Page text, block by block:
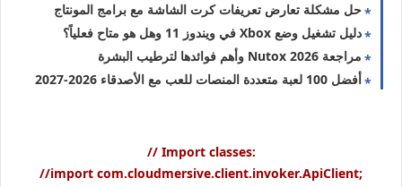
حل مشكلة تعارض تعريفات كرت الشاشة مع برامج المونتاج
دليل تشغيل وضع Xbox في ويندوز 11 وهل هو متاح فعلياً؟
مراجعة Nutox 2026 وأهم فوائدها لترطيب البشرة
أفضل 100 لعبة متعددة المنصات للعب مع الأصدقاء 2026-2027
// Import classes:
//import com.cloudmersive.client.invoker.ApiClient;